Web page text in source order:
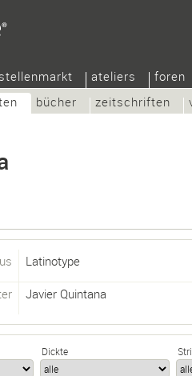
stellenmarkt ateliers foren
bücher zeitschriften
Latinotype
Javier Quintana
Dickte